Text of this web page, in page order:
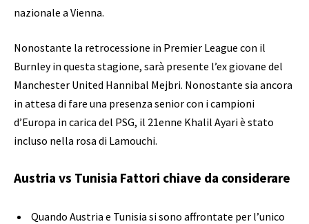
nazionale a Vienna.
Nonostante la retrocessione in Premier League con il
Burnley in questa stagione, sarà presente l’ex giovane del
Manchester United Hannibal Mejbri. Nonostante sia ancora
in attesa di fare una presenza senior con i campioni
d’Europa in carica del PSG, il 21enne Khalil Ayari è stato
incluso nella rosa di Lamouchi.
Austria vs Tunisia Fattori chiave da considerare
Quando Austria e Tunisia si sono affrontate per l’unico